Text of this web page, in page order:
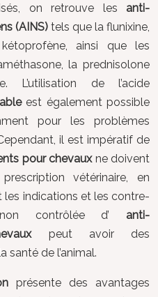
on retrouve les anti-
(AINS) tels que la flunixine,
ainsi que les
la prednisolone
L’utilisation de l’acide
est également possible
pour les problèmes
il est impératif de
pour chevaux ne doivent
vétérinaire, en
indications et les contre-
non contrôlée d’ anti-
peut avoir des
santé de l’animal.
présente des avantages